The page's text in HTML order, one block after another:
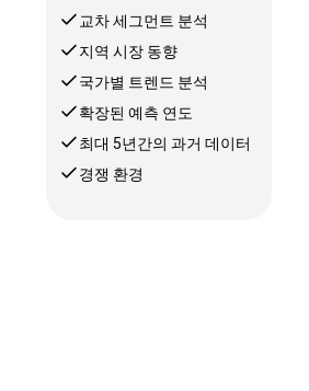
교차 세그먼트 분석
지역 시장 동향
국가별 트렌드 분석
확장된 예측 연도
최대 5년간의 과거 데이터
경쟁 환경